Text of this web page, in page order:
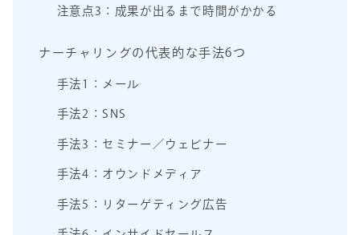
注意点3：成果が出るまで時間がかかる
ナーチャリングの代表的な手法6つ
手法1：メール
手法2：SNS
手法3：セミナー／ウェビナー
手法4：オウンドメディア
手法5：リターゲティング広告